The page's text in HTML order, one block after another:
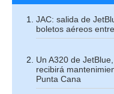
JAC: salida de
boletos aéreos
Un A320 de
recibirá
Punta Cana